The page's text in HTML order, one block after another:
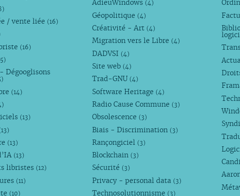
/ vente liée (16)
(16)
Dégooglisons
(14)
(13)
(13)
(13)
libristes (12)
(11)
(10)
AdieuWindows (4)
Géopolitique (4)
Créativité - Art (4)
Migration vers le Libre (4)
DADVSI (4)
Site web (4)
Trad-GNU (4)
Software Heritage (4)
Radio Cause Commune (3)
Obsolescence (3)
Biais - Discrimination (3)
Rançongiciel (3)
Blockchain (3)
Sécurité (3)
Privacy - personal data (3)
Technosolutionnisme (3)